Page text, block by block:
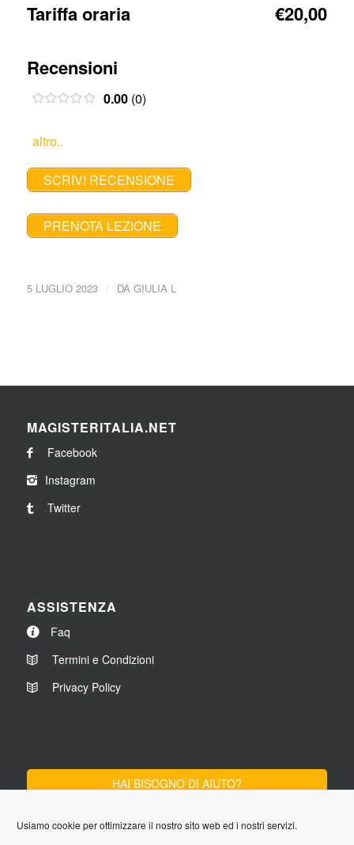
Usiamo cookie per ottimizzare il nostro sito web ed i nostri servizi.
Tariffa oraria €20,00
Recensioni
0.00 (0)
altro..
SCRIVI RECENSIONE
PRENOTA LEZIONE
5 LUGLIO 2023 / DA GIULIA L
MAGISTERITALIA.NET
Facebook
Instagram
Twitter
ASSISTENZA
Faq
Termini e Condizioni
Privacy Policy
HAI BISOGNO DI AIUTO?